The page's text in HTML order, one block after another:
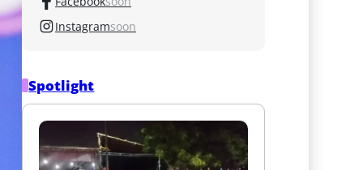
Instagramsoon
Spotlight